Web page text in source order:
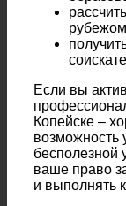
Если вы
Копейске –
возможность
бесполезной
ваше право
и выполнять